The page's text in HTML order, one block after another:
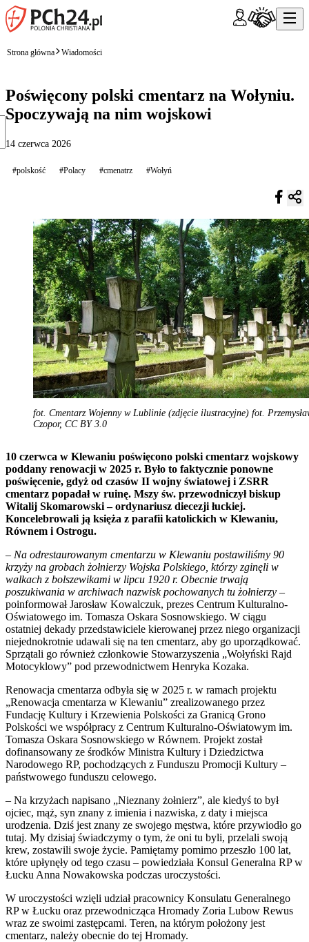
Strona główna Wiadomości
Poświęcony polski cmentarz na Wołyniu.
Spoczywają na nim wojskowi
14 czerwca 2026
#polskość #Polacy #cmenatrz #Wołyń
fot. Cmentarz Wojenny w Lublinie (zdjęcie ilustracyjne) fot.
Czopor, CC BY 3.0
10 czerwca w Klewaniu poświęcono polski cmentarz wojskowy
poddany renowacji w 2025 r. Było to faktycznie ponowne
poświęcenie, gdyż od czasów II wojny światowej i ZSRR
cmentarz popadał w ruinę. Mszy św. przewodniczył biskup
Witalij Skomarowski – ordynariusz diecezji łuckiej.
Koncelebrowali ją księża z parafii katolickich w Klewaniu,
Równem i Ostrogu.
– Na odrestaurowanym cmentarzu w Klewaniu postawiliśmy 90
krzyży na grobach żołnierzy Wojska Polskiego, którzy zginęli w
walkach z bolszewikami w lipcu 1920 r. Obecnie trwają
poszukiwania w archiwach nazwisk pochowanych tu żołnierzy –
poinformował Jarosław Kowalczuk, prezes Centrum Kulturalno-
Oświatowego im. Tomasza Oskara Sosnowskiego. W ciągu
ostatniej dekady przedstawiciele kierowanej przez niego organizacji
niejednokrotnie udawali się na ten cmentarz, aby go uporządkować.
Sprzątali go również członkowie Stowarzyszenia „Wołyński Rajd
Motocyklowy” pod przewodnictwem Henryka Kozaka.
Renowacja cmentarza odbyła się w 2025 r. w ramach projektu
„Renowacja cmentarza w Klewaniu” zrealizowanego przez
Fundację Kultury i Krzewienia Polskości za Granicą Grono
Polskości we współpracy z Centrum Kulturalno-Oświatowym im.
Tomasza Oskara Sosnowskiego w Równem. Projekt został
dofinansowany ze środków Ministra Kultury i Dziedzictwa
Narodowego RP, pochodzących z Funduszu Promocji Kultury –
państwowego funduszu celowego.
– Na krzyżach napisano „Nieznany żołnierz”, ale kiedyś to był
ojciec, mąż, syn znany z imienia i nazwiska, z daty i miejsca
urodzenia. Dziś jest znany ze swojego męstwa, które przywiodło go
tutaj. My dzisiaj świadczymy o tym, że oni tu byli, przelali swoją
krew, zostawili swoje życie. Pamiętamy pomimo przeszło 100 lat,
które upłynęły od tego czasu – powiedziała Konsul Generalna RP w
Łucku Anna Nowakowska podczas uroczystości.
W uroczystości wzięli udział pracownicy Konsulatu Generalnego
RP w Łucku oraz przewodnicząca Hromady Zoria Lubow Rewus
wraz ze swoimi zastępcami. Teren, na którym położony jest
cmentarz, należy obecnie do tej Hromady.